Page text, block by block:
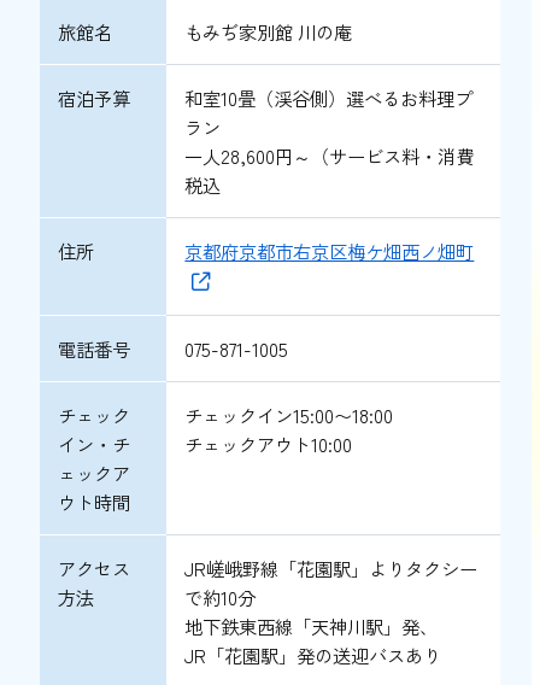
旅館名 もみぢ家別館 川の庵
宿泊予算
和室10畳（渓谷側）選べるお料理プ
ラン
一人28,600円～（サービス料・消費
税込
住所 京都府京都市右京区梅ケ畑西ノ畑町
電話番号 075-871-1005
チェック
イン・チ
ェックア
ウト時間
チェックイン15:00〜18:00
チェックアウト10:00
アクセス
方法
JR嵯峨野線「花園駅」よりタクシー
で約10分
地下鉄東西線「天神川駅」発、
JR「花園駅」発の送迎バスあり